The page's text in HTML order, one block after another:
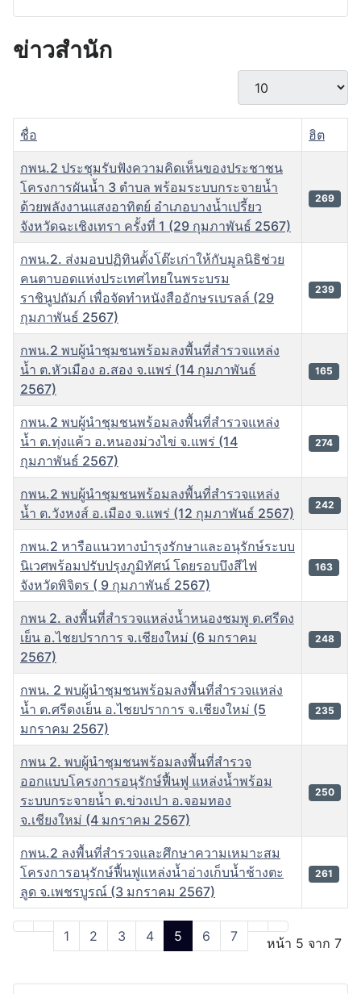
ข่าวสำนัก
แสดง #
เนื้อหา
ชื่อ ฮิต
กพน.2 ประชุมรับฟังความคิดเห็นของประชาชน
โครงการผันน้ำ 3 ตำบล พร้อมระบบกระจายน้ำ
ด้วยพลังงานแสงอาทิตย์ อำเภอบางน้ำเปรี้ยว
จังหวัดฉะเชิงเทรา ครั้งที่ 1 (29 กุมภาพันธ์ 2567)
269
กพน.2. ส่งมอบปฏิทินตั้งโต๊ะเก่าให้กับมูลนิธิช่วย
คนตาบอดแห่งประเทศไทยในพระบรม
ราชินูปถัมภ์ เพื่อจัดทำหนังสืออักษรเบรลล์ (29
กุมภาพันธ์ 2567)
239
กพน.2 พบผู้นำชุมชนพร้อมลงพื้นที่สำรวจแหล่ง
น้ำ ต.หัวเมือง อ.สอง จ.แพร่ (14 กุมภาพันธ์
2567)
165
กพน.2 พบผู้นำชุมชนพร้อมลงพื้นที่สำรวจแหล่ง
น้ำ ต.ทุ่งแค้ว อ.หนองม่วงไข่ จ.แพร่ (14
กุมภาพันธ์ 2567)
274
กพน.2 พบผู้นำชุมชนพร้อมลงพื้นที่สำรวจแหล่ง
น้ำ ต.วังหงส์ อ.เมือง จ.แพร่ (12 กุมภาพันธ์ 2567)
242
กพน.2 หารือแนวทางบำรุงรักษาและอนุรักษ์ระบบ
นิเวศพร้อมปรับปรุงภูมิทัศน์ โดยรอบบึงสีไฟ
จังหวัดพิจิตร ( 9 กุมภาพันธ์ 2567)
163
กพน 2. ลงพื้นที่สำรวจแหล่งน้ำหนองชมพู ต.ศรีดง
เย็น อ.ไชยปราการ จ.เชียงใหม่ (6 มกราคม
2567)
248
กพน. 2 พบผู้นำชุมชนพร้อมลงพื้นที่สำรวจแหล่ง
น้ำ ต.ศรีดงเย็น อ.ไชยปราการ จ.เชียงใหม่ (5
มกราคม 2567)
235
กพน 2. พบผู้นำชุมชนพร้อมลงพื้นที่สำรวจ
ออกแบบโครงการอนุรักษ์ฟื้นฟู แหล่งน้ำพร้อม
ระบบกระจายน้ำ ต.ข่วงเปา อ.จอมทอง
จ.เชียงใหม่ (4 มกราคม 2567)
250
กพน.2 ลงพื้นที่สำรวจและศึกษาความเหมาะสม
โครงการอนุรักษ์ฟื้นฟูแหล่งน้ำอ่างเก็บน้ำช้างตะ
ลูด จ.เพชรบูรณ์ (3 มกราคม 2567)
261
หน้า 5 จาก 7
1 2 3 4 5 6 7